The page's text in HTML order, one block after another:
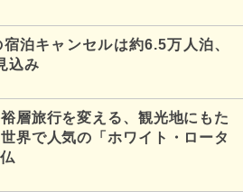
泊キャンセルは約6.5万人泊、
込み
層旅行を変える、観光地にもた
界で人気の「ホワイト・ロータ